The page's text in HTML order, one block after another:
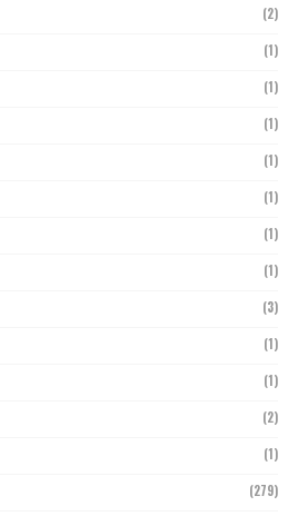
(2)
(1)
(1)
(1)
(1)
(1)
(1)
(1)
(3)
(1)
(1)
(2)
(1)
(279)